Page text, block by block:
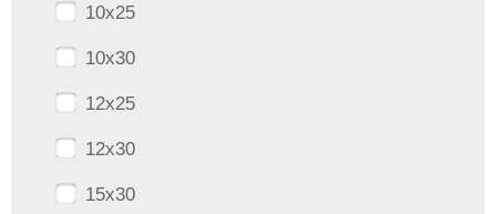
10x25
10x30
12x25
12x30
15x30